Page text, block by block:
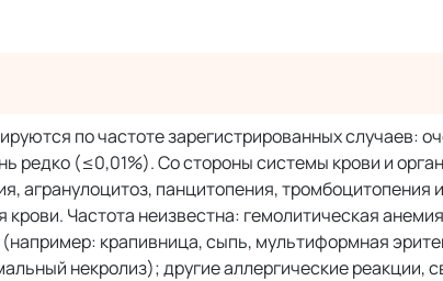
по частоте зарегистрированных случаев:
редко (≤0,01%). Со стороны системы крови и
агранулоцитоз, панцитопения,
Частота неизвестна: гемолитическая
крапивница, сыпь, мультиформная
некролиз); другие аллергические реакции,